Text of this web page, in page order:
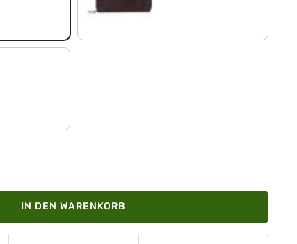
IN DEN WARENKORB